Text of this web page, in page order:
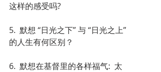
这样的感受吗?
5.  默想 “日光之下” 与 “日光之上”
的人生有何区别？
6.  默想在基督里的各样福气:  太